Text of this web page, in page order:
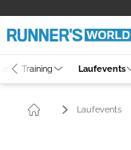
Training Laufevents
Laufevents